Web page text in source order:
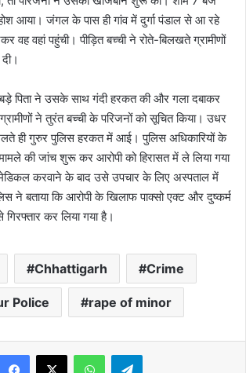
आया। जंगल के पास ही गांव में दुर्गा पंडाल से आ रहे
वहां पहुंची। पीड़ित बच्ची ने रोते-बिलखते ग्रामीणों
पिता ने उसके साथ गंदी हरकत की और गला दबाकर
ने तुरंत बच्ची के परिजनों को सूचित किया। उधर
ही गुरुर पुलिस हरकत में आई। पुलिस अधिकारियों के
की जांच शुरू कर आरोपी को हिरासत में ले लिया गया
करवाने के बाद उसे उपचार के लिए अस्पताल में
ने बताया कि आरोपी के खिलाफ पाक्सो एक्ट और दुष्कर्म
कर लिया गया है।
Chhattigarh Crime
Police rape of minor
WhatsAppTelegram